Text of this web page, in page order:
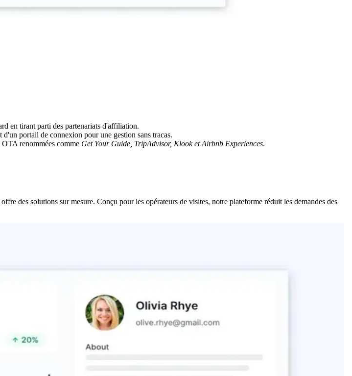
en tirant parti des partenariats d'affiliation.
portail de connexion pour une gestion sans tracas.
renommées comme Get Your Guide, TripAdvisor, Klook et Airbnb Experiences.
des solutions sur mesure. Conçu pour les opérateurs de visites, notre plateforme réduit les demandes des